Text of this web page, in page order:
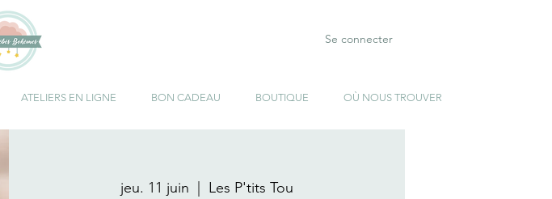
Se connecter
ATELIERS EN LIGNE BON CADEAU BOUTIQUE OÙ NOUS TROUVER
jeu. 11 juin
  |
Les P'tits Tou